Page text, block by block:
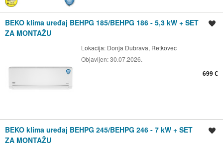
BEKO klima uređaj BEHPG 185/BEHPG 186 - 5,3 kW + SET
ZA MONTAŽU
Lokacija: Donja Dubrava, Retkovec
Objavljen:30.07.2026.
699 €
BEKO klima uređaj BEHPG 245/BEHPG 246 - 7 kW + SET
ZA MONTAŽU